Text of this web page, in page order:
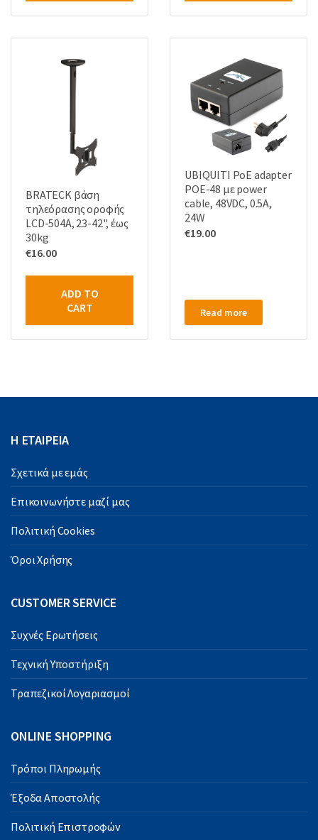
BRATECK βάση
τηλεόρασης οροφής
LCD-504A, 23-42", έως
30kg
€16.00
ADD TO
CART
UBIQUITI PoE adapter
POE-48 με power
cable, 48VDC, 0.5A,
24W
€19.00
Read more
Η ΕΤΑΙΡΕΙΑ
Σχετικά με εμάς
Επικοινωνήστε μαζί μας
Πολιτική Cookies
Όροι Χρήσης
CUSTOMER SERVICE
Συχνές Ερωτήσεις
Τεχνική Υποστήριξη
Τραπεζικοί Λογαριασμοί
ONLINE SHOPPING
Τρόποι Πληρωμής
Έξοδα Αποστολής
Πολιτική Επιστροφών